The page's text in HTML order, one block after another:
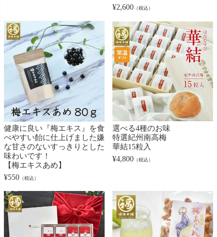
¥2,600 （税込）
健康に良い『梅エキス』を食
べやすい飴に仕上げました嫌
な甘さのないすっきりとした
味わいです！
【梅エキスあめ】
¥550 （税込）
選べる4種のお味
特選紀州南高梅
華結15粒入
¥4,800 （税込）